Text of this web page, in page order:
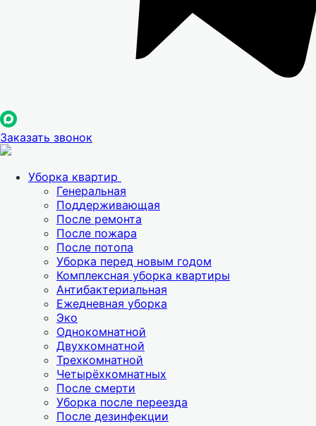
Заказать звонок
Уборка квартир
Генеральная
Поддерживающая
После ремонта
После пожара
После потопа
Уборка перед новым годом
Комплексная уборка квартиры
Антибактериальная
Ежедневная уборка
Эко
Однокомнатной
Двухкомнатной
Трехкомнатной
Четырёхкомнатных
После смерти
Уборка после переезда
После дезинфекции